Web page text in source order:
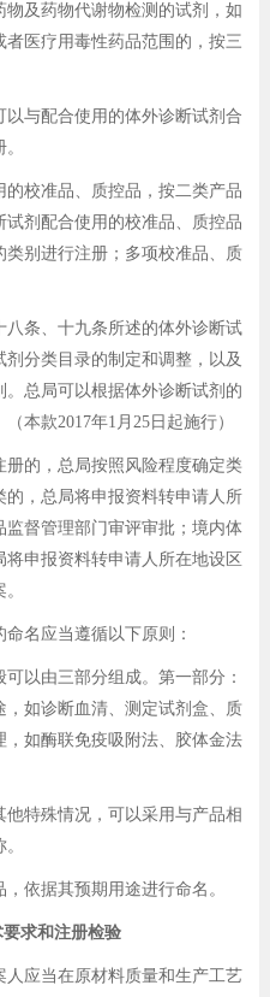
及药物代谢物检测的试剂，如
医疗用毒性药品范围的，按三
与配合使用的体外诊断试剂合
校准品、质控品，按二类产品
剂配合使用的校准品、质控品
别进行注册；多项校准品、质
条、十九条所述的体外诊断试
分类目录的制定和调整，以及
总局可以根据体外诊断试剂的
本款2017年1月25日起施行）
的，总局按照风险程度确定类
，总局将申报资料转申请人所
督管理部门审评审批；境内体
申报资料转申请人所在地设区
名应当遵循以下原则：
以由三部分组成。第一部分：
如诊断血清、测定试剂盒、质
如酶联免疫吸附法、胶体金法
特殊情况，可以采用与产品相
依据其预期用途进行命名。
求和注册检验
应当在原材料质量和生产工艺